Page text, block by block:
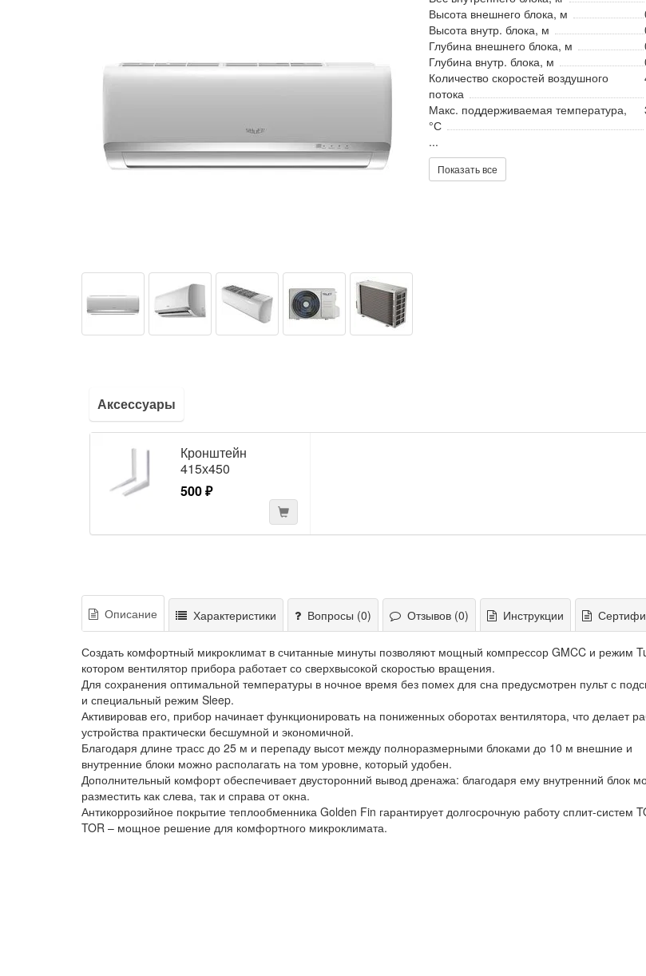
Высота внешнего блока, м
Высота внутр. блока, м
Глубина внешнего блока, м
Глубина внутр. блока, м
Количество скоростей воздушного
потока
Макс. поддерживаемая температура,
°С
...
Показать все
Аксессуары
Кронштейн
415х450
500 ₽
Описание Характеристики Вопросы (0) Отзывов (0) Инструкции
Создать комфортный микроклимат в считанные минуты позволяют мощный компрессор GMCC и режим
котором вентилятор прибора работает со сверхвысокой скоростью вращения.
Для сохранения оптимальной температуры в ночное время без помех для сна предусмотрен пульт с
и специальный режим Sleep.
Активировав его, прибор начинает функционировать на пониженных оборотах вентилятора, что делает
устройства практически бесшумной и экономичной.
Благодаря длине трасс до 25 м и перепаду высот между полноразмерными блоками до 10 м внешние и
внутренние блоки можно располагать на том уровне, который удобен.
Дополнительный комфорт обеспечивает двусторонний вывод дренажа: благодаря ему внутренний блок
разместить как слева, так и справа от окна.
Антикоррозийное покрытие теплообменника Golden Fin гарантирует долгосрочную работу сплит-систем
TOR – мощное решение для комфортного микроклимата.